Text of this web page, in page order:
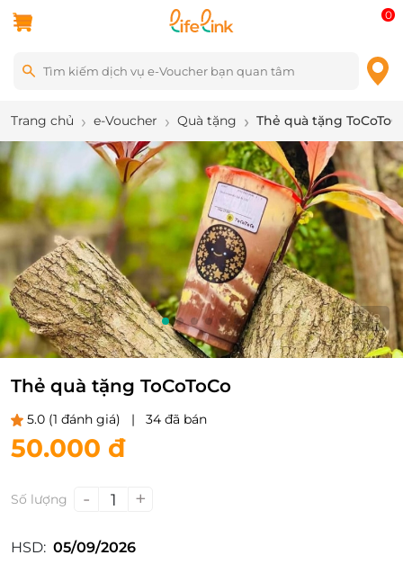
0
Trang chủ e-Voucher Quà tặng Thẻ quà tặng
3/8
Thẻ quà tặng ToCoToCo
5.0 (1 đánh giá) | 34 đã bán
50.000 đ
Số lượng - 1 +
HSD: 05/09/2026